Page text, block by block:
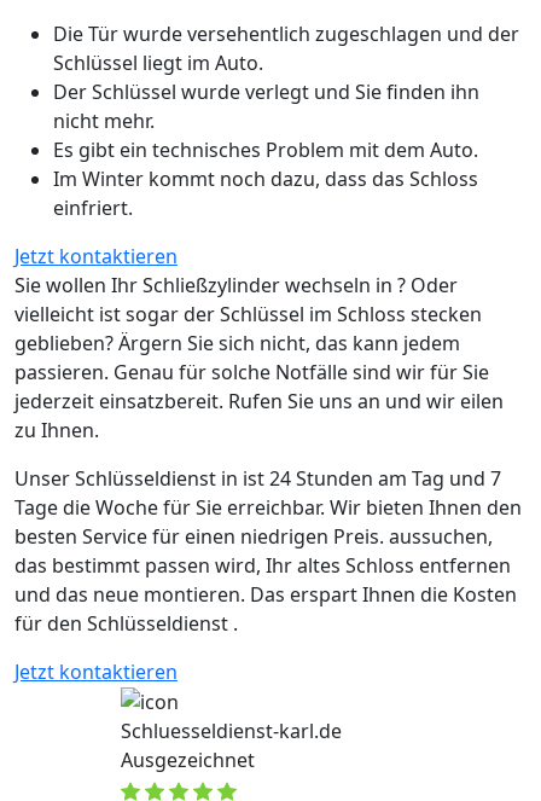
Die Tür wurde versehentlich zugeschlagen und der
Schlüssel liegt im Auto.
Der Schlüssel wurde verlegt und Sie finden ihn
nicht mehr.
Es gibt ein technisches Problem mit dem Auto.
Im Winter kommt noch dazu, dass das Schloss
einfriert.
Jetzt kontaktieren
Sie wollen Ihr Schließzylinder wechseln in ? Oder
vielleicht ist sogar der Schlüssel im Schloss stecken
geblieben? Ärgern Sie sich nicht, das kann jedem
passieren. Genau für solche Notfälle sind wir für Sie
jederzeit einsatzbereit. Rufen Sie uns an und wir eilen
zu Ihnen.
Unser Schlüsseldienst in ist 24 Stunden am Tag und 7
Tage die Woche für Sie erreichbar. Wir bieten Ihnen den
besten Service für einen niedrigen Preis. aussuchen,
das bestimmt passen wird, Ihr altes Schloss entfernen
und das neue montieren. Das erspart Ihnen die Kosten
für den Schlüsseldienst .
Jetzt kontaktieren
Schluesseldienst-karl.de
Ausgezeichnet